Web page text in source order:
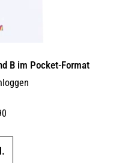
B im Pocket-Format